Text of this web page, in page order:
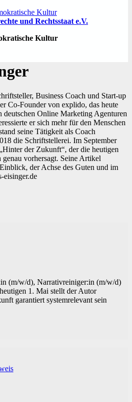
und Rechtsstaat e.V.
Kultur
Business Coach und Start-up
Co-Founder von explido, das heute
deutschen Online Marketing Agenturen
er sich mehr für den Menschen
seine Tätigkeit als Coach
die Schriftstellerei. Im September
der Zukunft“, der die heutigen
vorhersagt. Seine Artikel
der Achse des Guten und im
eisinger.de
(m/w/d), Narrativreiniger:in (m/w/d)
1. Mai stellt der Autor
garantiert systemrelevant sein